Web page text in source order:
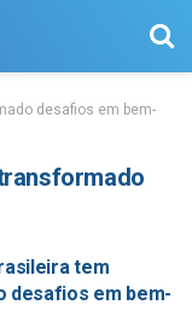
desafios em bem-
tem
desafios em bem-